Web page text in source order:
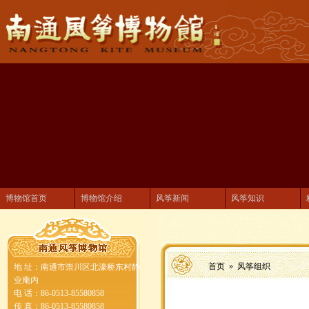
博物馆首页 博物馆介绍 风筝新闻 风筝知识
地 址：南通市崇川区北濠桥东村静
业庵内
电 话：86-0513-85580858
传 真：86-0513-85580858
首页 »风筝组织